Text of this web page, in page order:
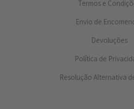
Termos e
Envio de
Devoluções
Política de
Resolução Alternativa